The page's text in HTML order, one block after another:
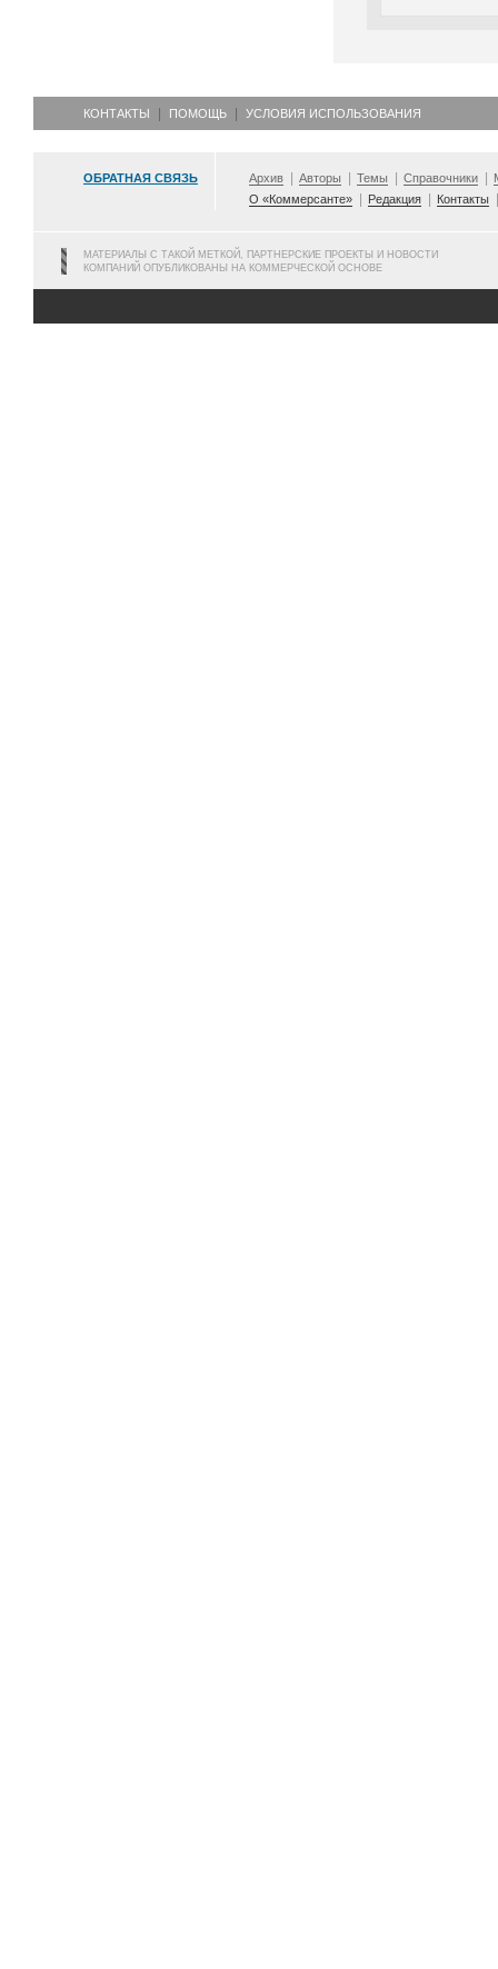
КОНТАКТЫ ПОМОЩЬ УСЛОВИЯ ИСПОЛЬЗОВАНИЯ
ОБРАТНАЯ СВЯЗЬ Архив Авторы Темы Справочники
О «Коммерсанте»
Редакция Контакты
МАТЕРИАЛЫ С ТАКОЙ МЕТКОЙ, ПАРТНЕРСКИЕ ПРОЕКТЫ И НОВОСТИ
КОМПАНИЙ ОПУБЛИКОВАНЫ НА КОММЕРЧЕСКОЙ ОСНОВЕ